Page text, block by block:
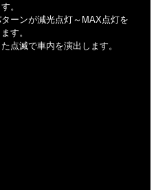
。
ーンが減光点灯～MAX点灯を
す。
点滅で車内を演出します。